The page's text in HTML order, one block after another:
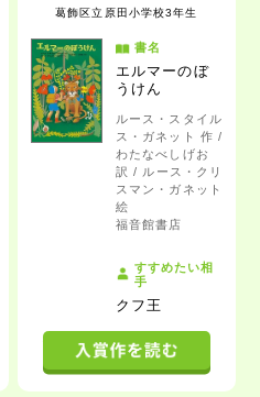
葛飾区立原田小学校3年生
書名
エルマーのぼ
うけん
ルース・スタイル
ス・ガネット 作 /
わたなべしげお
訳 / ルース・クリ
スマン・ガネット
絵
福音館書店
すすめたい相
手
クフ王